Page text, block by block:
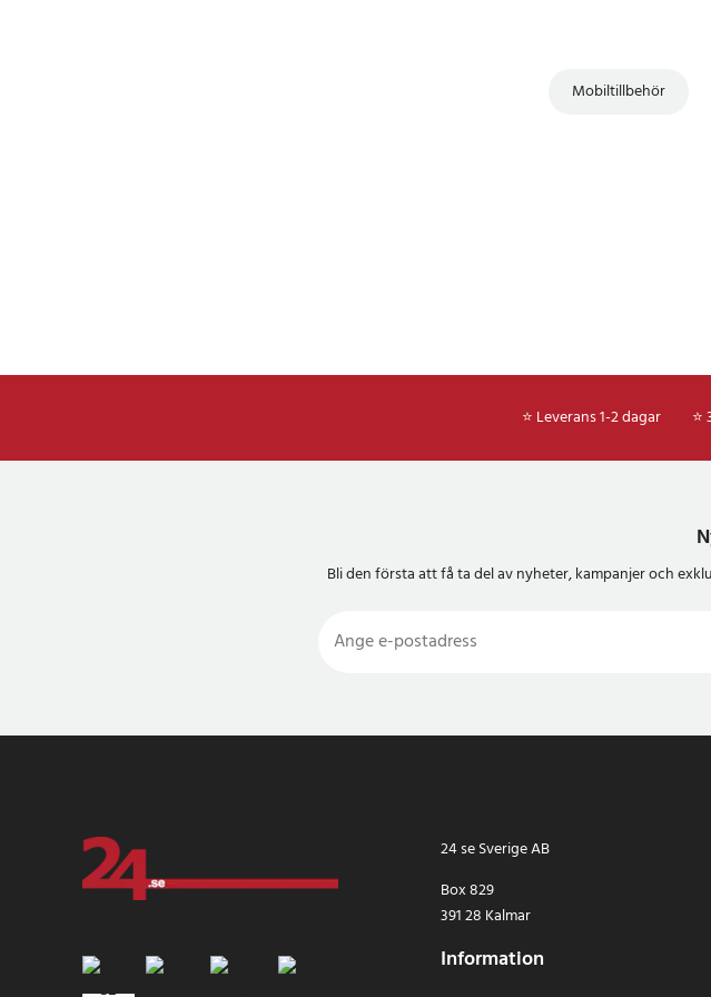
Mobiltillbehör
⭐ Leverans 1-2 dagar
Bli den första att få ta del av nyheter, kampanjer och
24 se Sverige AB
Box 829
391 28 Kalmar
Information